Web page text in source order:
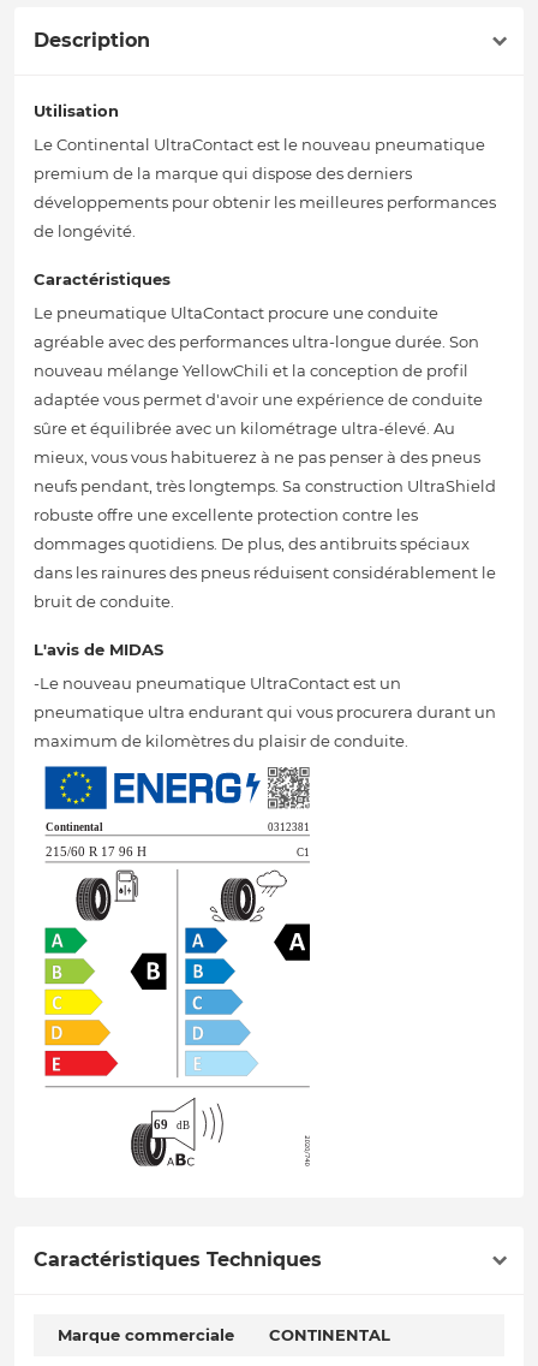
Description
Utilisation
Le Continental UltraContact est le nouveau pneumatique
premium de la marque qui dispose des derniers
développements pour obtenir les meilleures performances
de longévité.
Caractéristiques
Le pneumatique UltaContact procure une conduite
agréable avec des performances ultra-longue durée. Son
nouveau mélange YellowChili et la conception de profil
adaptée vous permet d'avoir une expérience de conduite
sûre et équilibrée avec un kilométrage ultra-élevé. Au
mieux, vous vous habituerez à ne pas penser à des pneus
neufs pendant, très longtemps. Sa construction UltraShield
robuste offre une excellente protection contre les
dommages quotidiens. De plus, des antibruits spéciaux
dans les rainures des pneus réduisent considérablement le
bruit de conduite.
L'avis de MIDAS
-Le nouveau pneumatique UltraContact est un
pneumatique ultra endurant qui vous procurera durant un
maximum de kilomètres du plaisir de conduite.
Caractéristiques Techniques
Marque commerciale CONTINENTAL